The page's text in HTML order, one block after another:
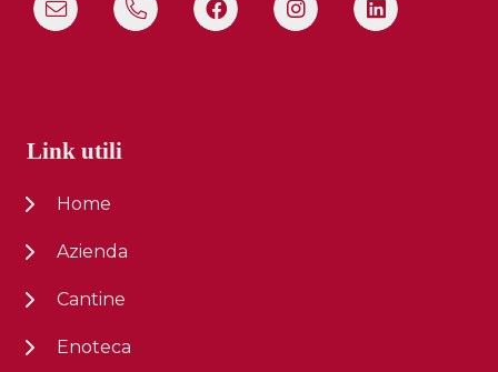
Link utili
Home
Azienda
Cantine
Enoteca